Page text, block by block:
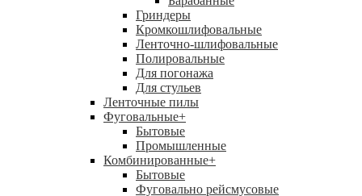
Гриндеры
Кромкошлифовальные
Ленточно-шлифовальные
Полировальные
Для погонажа
Для стульев
Ленточные пилы
Фуговальные+
Бытовые
Промышленные
Комбинированные+
Бытовые
Фуговально рейсмусовые